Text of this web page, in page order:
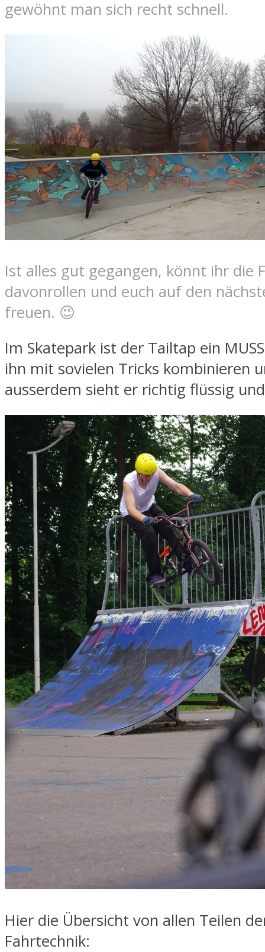
gewöhnt man sich recht schnell.
Ist alles gut gegangen, könnt ihr die
davonrollen und euch auf den
freuen. 😉
Im Skatepark ist der Tailtap ein
ihn mit sovielen Tricks kombinieren
ausserdem sieht er richtig flüssig
Hier die Übersicht von allen Teilen
Fahrtechnik: